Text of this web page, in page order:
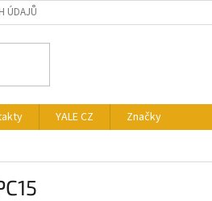
ÚDAJŮ
YALE CZ
Značky